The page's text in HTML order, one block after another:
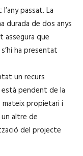
passat. La
durada de dos anys
assegura que
ha presentat
un recurs
pendent de la
mateix propietari i
un altre de
del projecte